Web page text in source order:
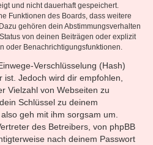
und nicht dauerhaft gespeichert.
Funktionen des Boards, dass weitere
gehören dein Abstimmungsverhalten
von deinen Beiträgen oder explizit
oder Benachrichtigungsfunktionen.
Verschlüsselung (Hash)
Jedoch wird dir empfohlen,
Vielzahl von Webseiten zu
Schlüssel zu deinem
geh mit ihm sorgsam um.
des Betreibers, von phpBB
nach deinem Passwort